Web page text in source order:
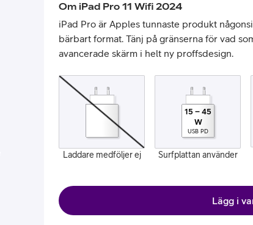
Om iPad Pro 11 Wifi 2024
iPad Pro är Apples tunnaste produkt
bärbart format. Tänj på gränserna för vad
avancerade skärm i helt ny proffsdesign.
Laddare medföljer ej Surfplattan använder
15 – 45
W
USB PD
Lägg i